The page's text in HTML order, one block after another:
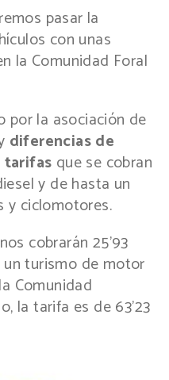
pasar la
con unas
la Comunidad Foral
por la asociación de
diferencias de
tarifas que se cobran
y de hasta un
y ciclomotores.
cobrarán 25’93
turismo de motor
Comunidad
la tarifa es de 63’23